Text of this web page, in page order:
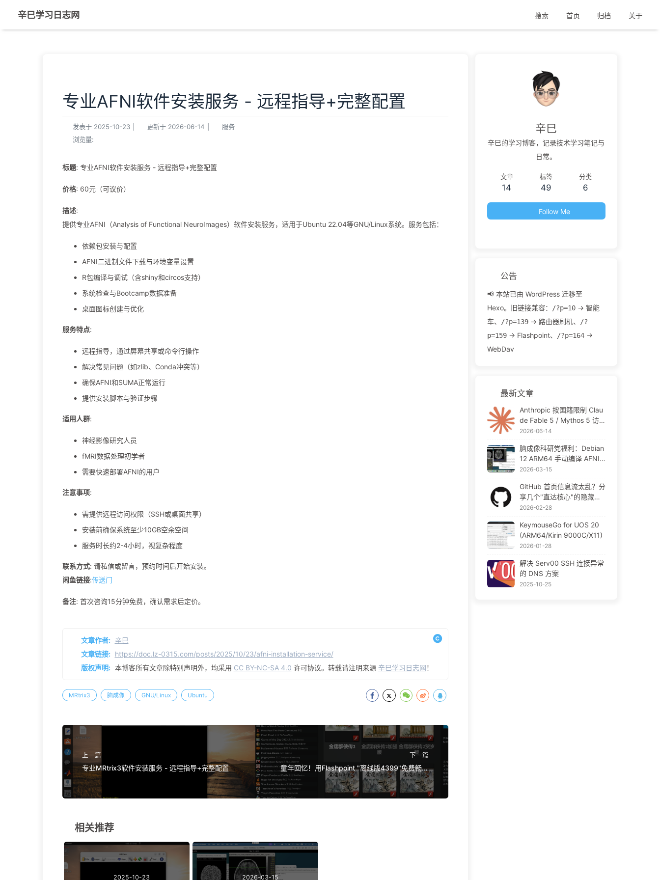
辛巳学习日志网 搜索 首页 归档 关于
专业AFNI软件安装服务 - 远程指导+完整配置
发表于 2025-10-23 更新于 2026-06-14
服务
浏览量:
标题: 专业AFNI软件安装服务 - 远程指导+完整配置
价格: 60元（可议价）
描述:
提供专业AFNI（Analysis of Functional NeuroImages）软件安装服务，适用于Ubuntu 22.04等GNU/Linux系统。服务包括：
依赖包安装与配置
AFNI二进制文件下载与环境变量设置
R包编译与调试（含shiny和circos支持）
系统检查与Bootcamp数据准备
桌面图标创建与优化
服务特点:
远程指导，通过屏幕共享或命令行操作
解决常见问题（如zlib、Conda冲突等）
确保AFNI和SUMA正常运行
提供安装脚本与验证步骤
适用人群:
神经影像研究人员
fMRI数据处理初学者
需要快速部署AFNI的用户
注意事项:
需提供远程访问权限（SSH或桌面共享）
安装前确保系统至少10GB空余空间
服务时长约2-4小时，视复杂程度
联系方式: 请私信或留言，预约时间后开始安装。
闲鱼链接:传送门
备注: 首次咨询15分钟免费，确认需求后定价。
文章作者: 辛巳
文章链接: https://doc.lz-0315.com/posts/2025/10/23/afni-installation-service/
版权声明: 本博客所有文章除特别声明外，均采用 CC BY-NC-SA 4.0 许可协议。转载请注明来源 辛巳学习日志网！
MRtrix3 脑成像 GNU/Linux Ubuntu
上一篇
专业MRtrix3软件安装服务 - 远程指导+完整配置
下一篇
童年回忆！用Flashpoint "离线版4399"免费畅玩
经典Flash游戏 FLASH格式 1GB
相关推荐
2025-10-23 2026-03-15
辛巳
辛巳的学习博客，记录技术学习笔记与
日常。
文章
14
标签
49
分类
6
Follow Me
公告
📢 本站已由 WordPress 迁移至
Hexo。旧链接兼容：
/?p=10→ 智能
车、
/?p=139→ 路由器刷机、
/?
p=159→ Flashpoint、 /?p=164→
WebDav
最新文章
Anthropic 按国籍限制 Clau
de Fable 5 / Mythos 5 访
问：AI 模型出口管制的新信
2026-06-14
脑成像科研党福利：Debian
12 ARM64 手动编译 AFNI/
SUMA 笔记 (适配 macOS T
2026-03-15
GitHub 首页信息流太乱？分
享几个"直达核心"的隐藏入
口和优化方案
2026-02-28
KeymouseGo for UOS 20
(ARM64/Kirin 9000C/X11)
2026-01-28
解决 Serv00 SSH 连接异常
的 DNS 方案
2025-10-25